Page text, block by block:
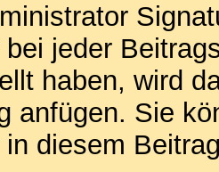
jeder
haben, wird
anfügen. Sie
diesem